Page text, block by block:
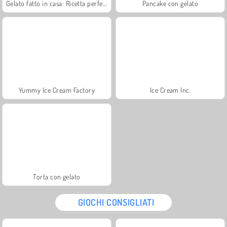
Pancake con gelato
Yummy Ice Cream Factory Ice Cream Inc.
Torta con gelato
GIOCHI CONSIGLIATI